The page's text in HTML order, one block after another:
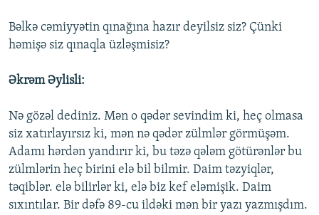
Bəlkə cəmiyyətin qınağına hazır deyilsiz siz? Çünki
həmişə siz qınaqla üzləşmisiz?
Əkrəm Əylisli:
Nə gözəl dediniz. Mən o qədər sevindim ki, heç olmasa
siz xatırlayırsız ki, mən nə qədər zülmlər görmüşəm.
Adamı hərdən yandırır ki, bu təzə qələm götürənlər bu
zülmlərin heç birini elə bil bilmir. Daim təzyiqlər,
təqiblər. elə bilirlər ki, elə biz kef eləmişik. Daim
sıxıntılar. Bir dəfə 89-cu ildəki mən bir yazı yazmışdım.